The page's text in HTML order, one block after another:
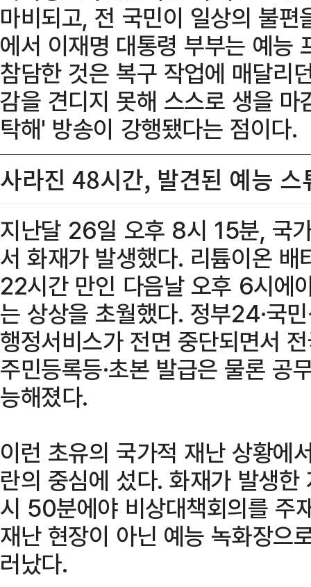
마비되고, 전 국민이 일상의 불
에서 이재명 대통령 부부는 예능
참담한 것은 복구 작업에 매달리
감을 견디지 못해 스스로 생을
탁해' 방송이 강행됐다는 점이다.
사라진 48시간, 발견된 예능 스
지난달 26일 오후 8시 15분, 국
서 화재가 발생했다. 리튬이온
22시간 만인 다음날 오후 6시에
는 상상을 초월했다. 정부24·국
행정서비스가 전면 중단되면서
주민등록등·초본 발급은 물론 공
능해졌다.
이런 초유의 국가적 재난 상황에
란의 중심에 섰다. 화재가 발생
시 50분에야 비상대책회의를 주
재난 현장이 아닌 예능 녹화장으
러났다.